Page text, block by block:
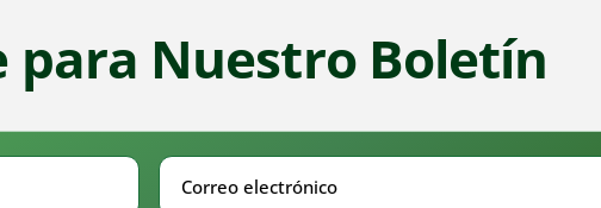
para Nuestro Boletín
Correo
electrónico